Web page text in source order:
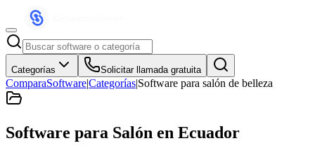
Categorías Solicitar llamada gratuita
ComparaSoftware|Categorías|Software para salón de belleza
Software para Salón en Ecuador